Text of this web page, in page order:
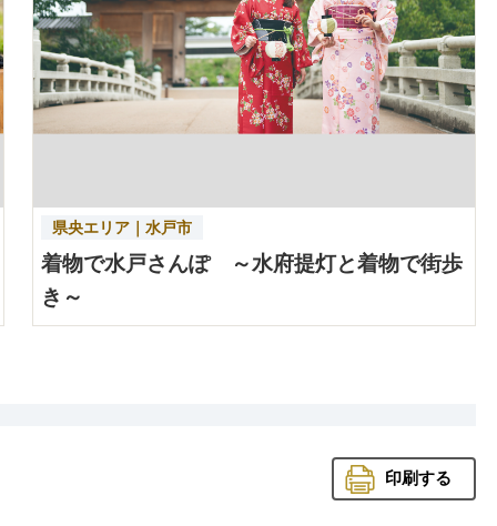
県央エリア｜水戸市
着物で水戸さんぽ ～水府提灯と着物で街歩
き～
印刷する